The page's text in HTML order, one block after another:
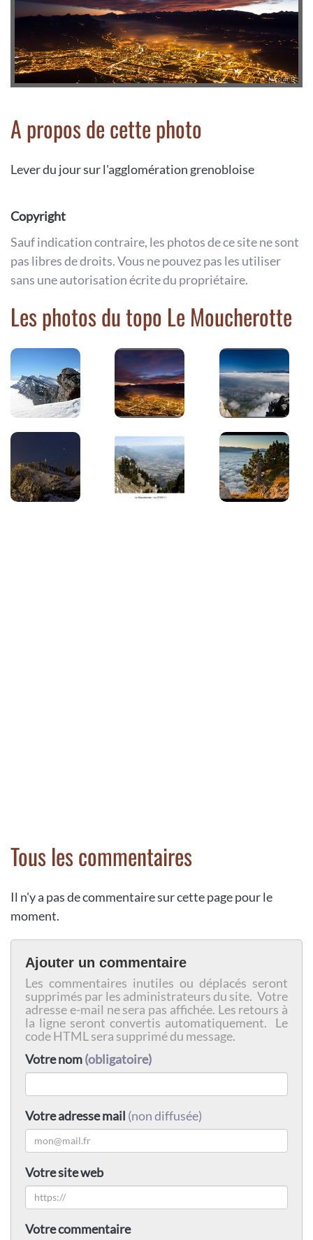
A propos de cette photo
Lever du jour sur l'agglomération grenobloise
Copyright
Sauf indication contraire, les photos de ce site ne sont
pas libres de droits. Vous ne pouvez pas les utiliser
sans une autorisation écrite du propriétaire.
Les photos du topo Le Moucherotte
Tous les commentaires
Il n'y a pas de commentaire sur cette page pour le
moment.
Ajouter un commentaire
Les commentaires inutiles ou déplacés seront
supprimés par les administrateurs du site. Votre
adresse e-mail ne sera pas affichée. Les retours à
la ligne seront convertis automatiquement. Le
code HTML sera supprimé du message.
Votre nom(obligatoire)
Votre adresse mail (non diffusée)
Votre site web
Votre commentaire